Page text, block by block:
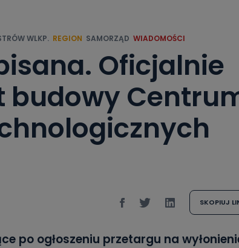
WLKP. REGION SAMORZĄD WIADOMOŚCI
Oficjalnie
budowy
SKOPIUJ
po ogłoszeniu przetargu na